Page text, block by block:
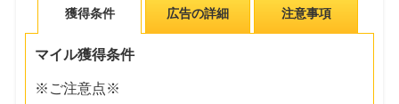
獲得条件 広告の詳細 注意事項
マイル獲得条件
※ご注意点※